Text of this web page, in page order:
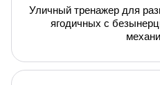
Уличный тренажер для
ягодичных с